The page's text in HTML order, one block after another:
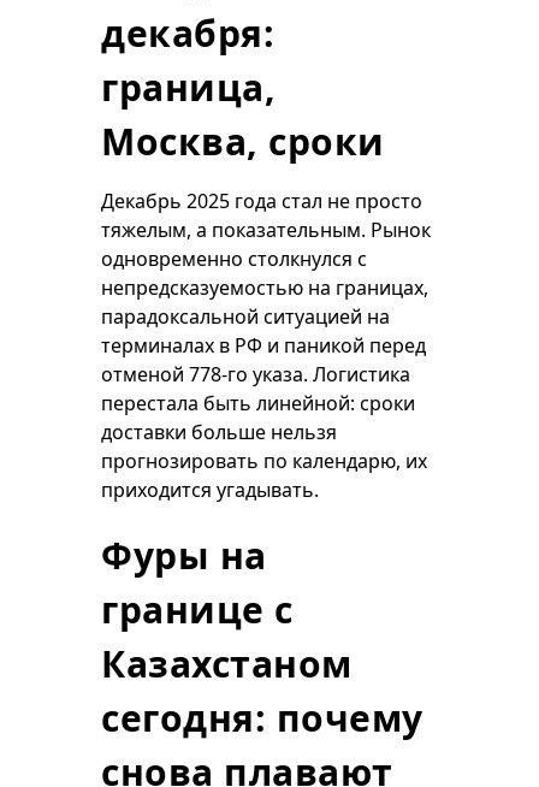
декабря:
граница,
Москва, сроки
Декабрь 2025 года стал не просто
тяжелым, а показательным. Рынок
одновременно столкнулся с
непредсказуемостью на границах,
парадоксальной ситуацией на
терминалах в РФ и паникой перед
отменой 778-го указа. Логистика
перестала быть линейной: сроки
доставки больше нельзя
прогнозировать по календарю, их
приходится угадывать.
Фуры на
границе с
Казахстаном
сегодня: почему
снова плавают